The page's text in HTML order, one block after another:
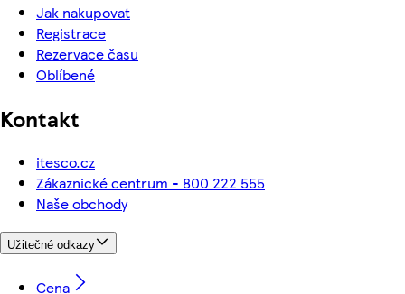
Jak nakupovat
Registrace
Rezervace času
Oblíbené
Kontakt
itesco.cz
Zákaznické centrum - 800 222 555
Naše obchody
Užitečné odkazy
Cena